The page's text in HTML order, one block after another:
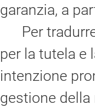
garanzia, a
Per tradurre
per la tutela e
intenzione
gestione